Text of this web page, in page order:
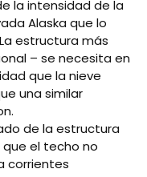
la intensidad de la
Alaska que lo
estructura más
– se necesita en
que la nieve
una similar
de la estructura
el techo no
corrientes